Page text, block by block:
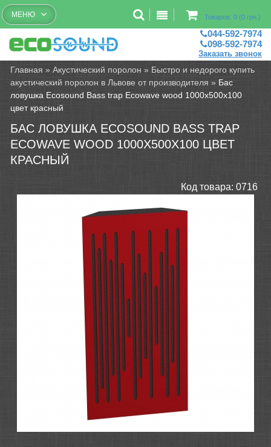
Бесплатный рассчет помещений
Товаров: 0 (0 грн.)
МЕНЮ
044-592-7974
098-592-7974
Заказать звонок
Главная »Акустический поролон » Быстро и недорого купить
акустический поролон в Львове от производителя » Бас
ловушка Ecosound Bass trap Ecowave wood 1000х500х100
цвет красный
БАС ЛОВУШКА ECOSOUND BASS TRAP
ECOWAVE WOOD 1000Х500Х100 ЦВЕТ
КРАСНЫЙ
Код товара: 0716